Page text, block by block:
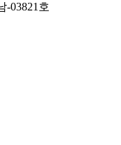
-03821호